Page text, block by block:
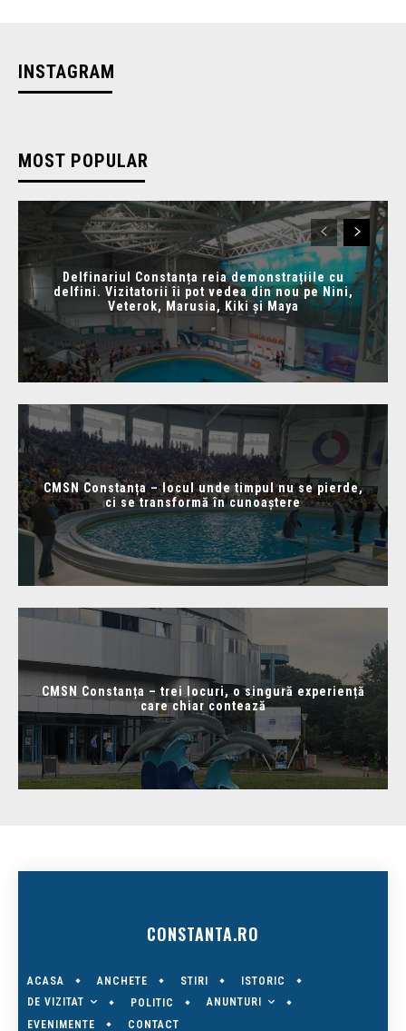
INSTAGRAM
MOST POPULAR
Delfinariul Constanța reia demonstrațiile cu
delfini. Vizitatorii îi pot vedea din nou pe Nini,
Veterok, Marusia, Kiki și Maya
CMSN Constanța – locul unde timpul nu se pierde,
ci se transformă în cunoaștere
CMSN Constanța – trei locuri, o singură experiență
care chiar contează
CONSTANTA.RO
ACASA ANCHETE STIRI
ISTORIC
DE VIZITAT
POLITIC
ANUNTURI
EVENIMENTE
CONTACT